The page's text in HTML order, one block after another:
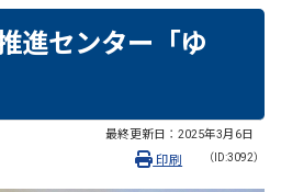
進センター「ゆ
最終更新日： 2025年3月6日
（ID:3092）
印刷